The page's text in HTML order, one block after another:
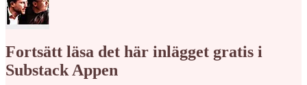
Fortsätt läsa det här inlägget gratis i
Substack Appen